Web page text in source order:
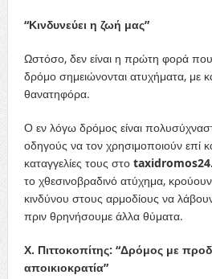
“Κινδυνεύει η ζωή μας”
Ωστόσο, δεν είναι η πρώτη φορά
δρόμο σημειώνονται ατυχήματα, με
θανατηφόρα.
Ο εν λόγω δρόμος είναι
οδηγούς να τον χρησιμοποιούν επί
καταγγελίες τους στο
το χθεσινοβραδινό ατύχημα,
κινδύνου στους αρμοδίους να
πριν θρηνήσουμε άλλα θύματα.
Χ. Πιττοκοπίτης: “Δρόμος με
αποικιοκρατία”